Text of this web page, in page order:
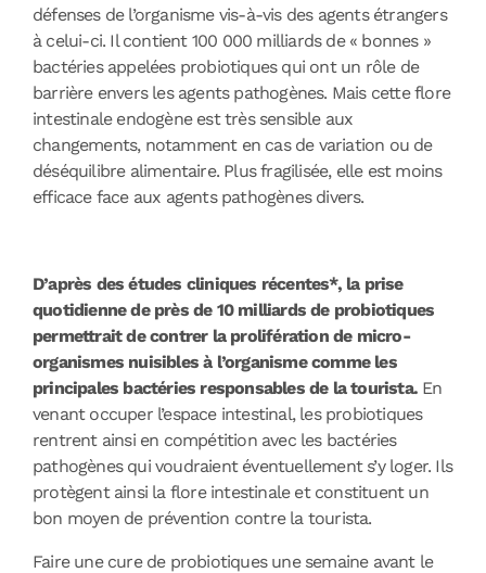
défenses de l’organisme vis-à-vis des agents étrangers
à celui-ci. Il contient 100 000 milliards de « bonnes »
bactéries appelées probiotiques qui ont un rôle de
barrière envers les agents pathogènes. Mais cette flore
intestinale endogène est très sensible aux
changements, notamment en cas de variation ou de
déséquilibre alimentaire. Plus fragilisée, elle est moins
efficace face aux agents pathogènes divers.
D’après des études cliniques récentes*, la prise
quotidienne de près de 10 milliards de probiotiques
permettrait de contrer la prolifération de micro-
organismes nuisibles à l’organisme comme les
principales bactéries responsables de la tourista. En
venant occuper l’espace intestinal, les probiotiques
rentrent ainsi en compétition avec les bactéries
pathogènes qui voudraient éventuellement s’y loger. Ils
protègent ainsi la flore intestinale et constituent un
bon moyen de prévention contre la tourista.
Faire une cure de probiotiques une semaine avant le